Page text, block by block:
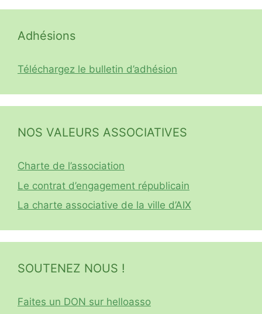
Adhésions
Téléchargez le bulletin d’adhésion
NOS VALEURS ASSOCIATIVES
Charte de l’association
Le contrat d’engagement républicain
La charte associative de la ville d’AIX
SOUTENEZ NOUS !
Faites un DON sur helloasso